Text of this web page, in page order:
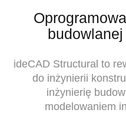
ideCAD Structural to
do inżynierii
inżynierię
modelowaniem